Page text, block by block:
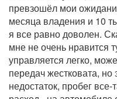
превзошёл мои
месяца владения и 10
я все равно доволен.
мне не очень нравится
управляется легко,
передач жестковата, но
недостаток, пробег